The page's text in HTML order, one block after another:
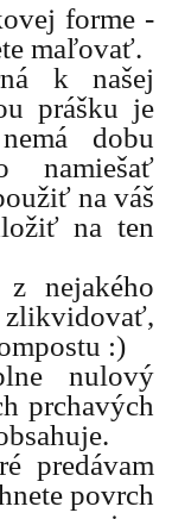
forme -
maľovať.
k našej
prášku je
dobu
namiešať
na váš
na ten
nejakého
:)
nulový
prchavých
predávam
povrch